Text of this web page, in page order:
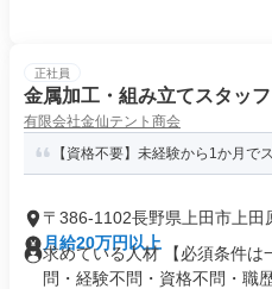
正社員
金属加工・組み立てスタッフ
有限会社金仙テント商会
【資格不要】未経験から1か月で
〒386-1102長野県上田市上田
月給20万円以上
求めている人材 【必須条件は
問・経験不問・資格不問・職歴